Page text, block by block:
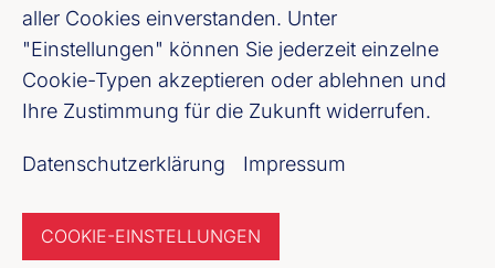
aller Cookies einverstanden. Unter
"Einstellungen" können Sie jederzeit einzelne
Cookie-Typen akzeptieren oder ablehnen und
Ihre Zustimmung für die Zukunft widerrufen.
Datenschutzerklärung Impressum
COOKIE-EINSTELLUNGEN
Bankenverband Nordrhein-Westfalen e. V.
Königsallee 47, 40212 Düsseldorf
Fußzeile (Bankenverband Nordrhein-
Impressum
Datenschutzerklärung